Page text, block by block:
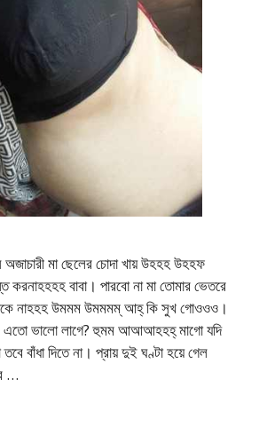
মা ছেলের চোদা খায় উহহহ উহহফ
বাবা। পারবো না মা তোমার ভেতরে
নাহহহ উমমম উমমমম্ আহ্ কি সুখ গোওওও।
এতো ভালো লাগে? হুমম আআআহহহ্ মাগো যদি
বাঁধা দিতে না। প্রায় দুই ঘণ্টা হয়ে গেল
…